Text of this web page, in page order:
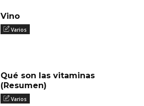
Vino
Varios
Qué son las vitaminas
(Resumen)
Varios